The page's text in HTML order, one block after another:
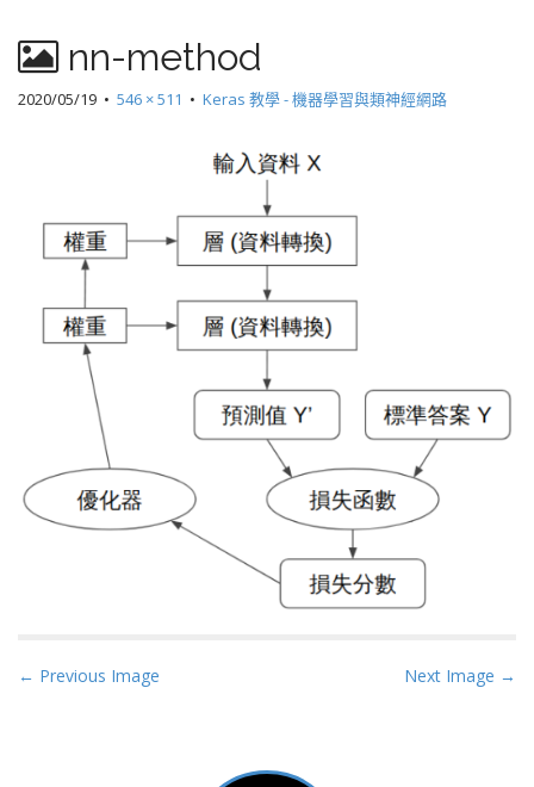
nn-method
2020/05/19 • 546 × 511 • Keras 教學 - 機器學習與類神經網路
P
← Previous Image Next Image →